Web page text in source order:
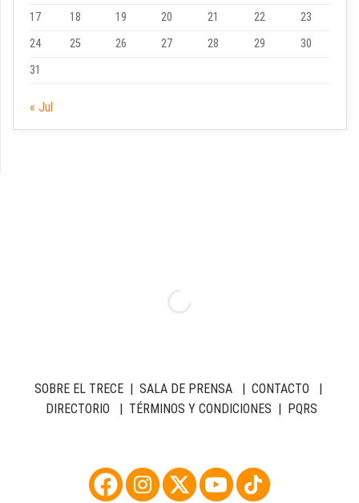
17
18 19 20 21 22
23
24
25 26 27 28 29
30
31
« Jul
SOBRE EL TRECE| SALA DE PRENSA| CONTACTO |
DIRECTORIO | TÉRMINOS Y CONDICIONES | PQRS